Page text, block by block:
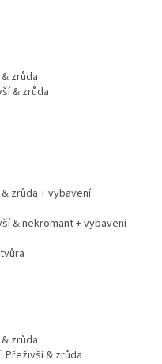
zrůda
& zrůda
zrůda + vybavení
& nekromant + vybavení
zrůda
Přeživší & zrůda